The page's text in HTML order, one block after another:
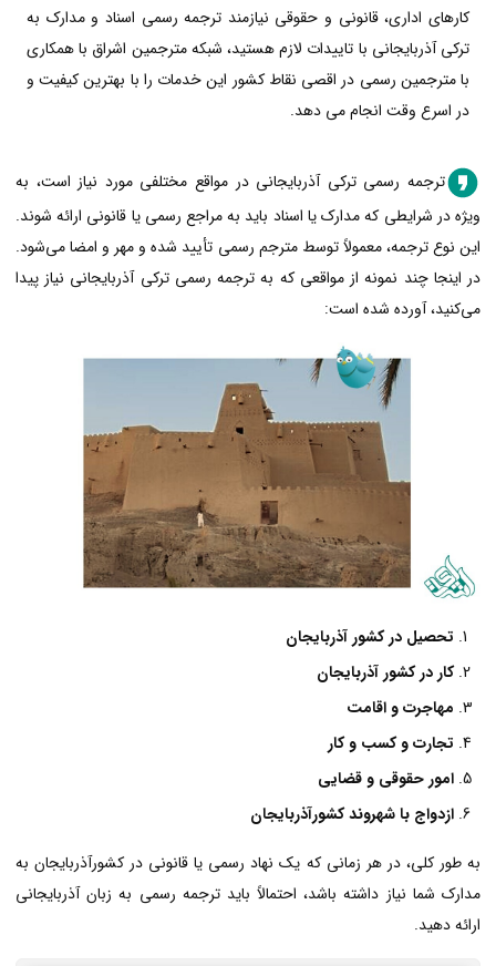
کارهای اداری، قانونی و حقوقی نیازمند ترجمه رسمی اسناد و مدارک به
ترکی آذربایجانی با تاییدات لازم هستید، شبکه مترجمین اشراق با همکاری
با مترجمین رسمی در اقصی نقاط کشور این خدمات را با بهترین کیفیت و
در اسرع وقت انجام می دهد.
ترجمه رسمی ترکی آذربایجانی در مواقع مختلفی مورد نیاز است، به
ویژه در شرایطی که مدارک یا اسناد باید به مراجع رسمی یا قانونی ارائه شوند.
این نوع ترجمه، معمولاً توسط مترجم رسمی تأیید شده و مهر و امضا می‌شود.
در اینجا چند نمونه از مواقعی که به ترجمه رسمی ترکی آذربایجانی نیاز پیدا
می‌کنید، آورده شده است:
تحصیل در کشور آذربایجان
کار در کشور آذربایجان
مهاجرت و اقامت
تجارت و کسب و کار
امور حقوقی و قضایی
ازدواج با شهروند کشورآذربایجان
به طور کلی، در هر زمانی که یک نهاد رسمی یا قانونی در کشورآذربایجان به
مدارک شما نیاز داشته باشد، احتمالاً باید ترجمه رسمی به زبان آذربایجانی
ارائه دهید.